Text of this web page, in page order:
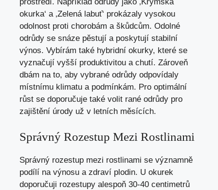
okurka‘ a ‚Zelená labuť‘ prokázaly vysokou
odolnost proti chorobám a škůdcům. Odolné
odrůdy se snáze pěstují a poskytují stabilní
výnos. Vybírám také hybridní okurky, které se
vyznačují vyšší produktivitou a chutí. Zároveň
dbám na to, aby vybrané odrůdy odpovídaly
místnímu klimatu a podmínkám. Pro optimální
růst se doporučuje také volit rané odrůdy pro
zajištění úrody už v letních měsících.
Správný Rozestup Mezi Rostlinami
Správný rozestup mezi rostlinami se významně
podílí na výnosu a zdraví plodin. U okurek
doporučuji rozestupy alespoň 30-40 centimetrů